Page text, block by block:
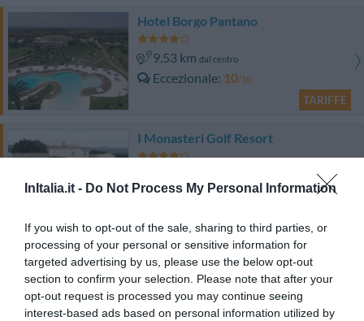
InItalia.it - Do Not Process My Personal Information
If you wish to opt-out of the sale, sharing to third parties, or
processing of your personal or sensitive information for
targeted advertising by us, please use the below opt-out
section to confirm your selection. Please note that after your
opt-out request is processed you may continue seeing
interest-based ads based on personal information utilized by
Hotel Borgo Pantano
9.53 km dal centro
Eccezionale 10/10
TARIFFE
I Monasteri Golf Resort
0 Recensioni
Albatros Hotel
9.64 kmdal centro
Ottimo 8.2 /10